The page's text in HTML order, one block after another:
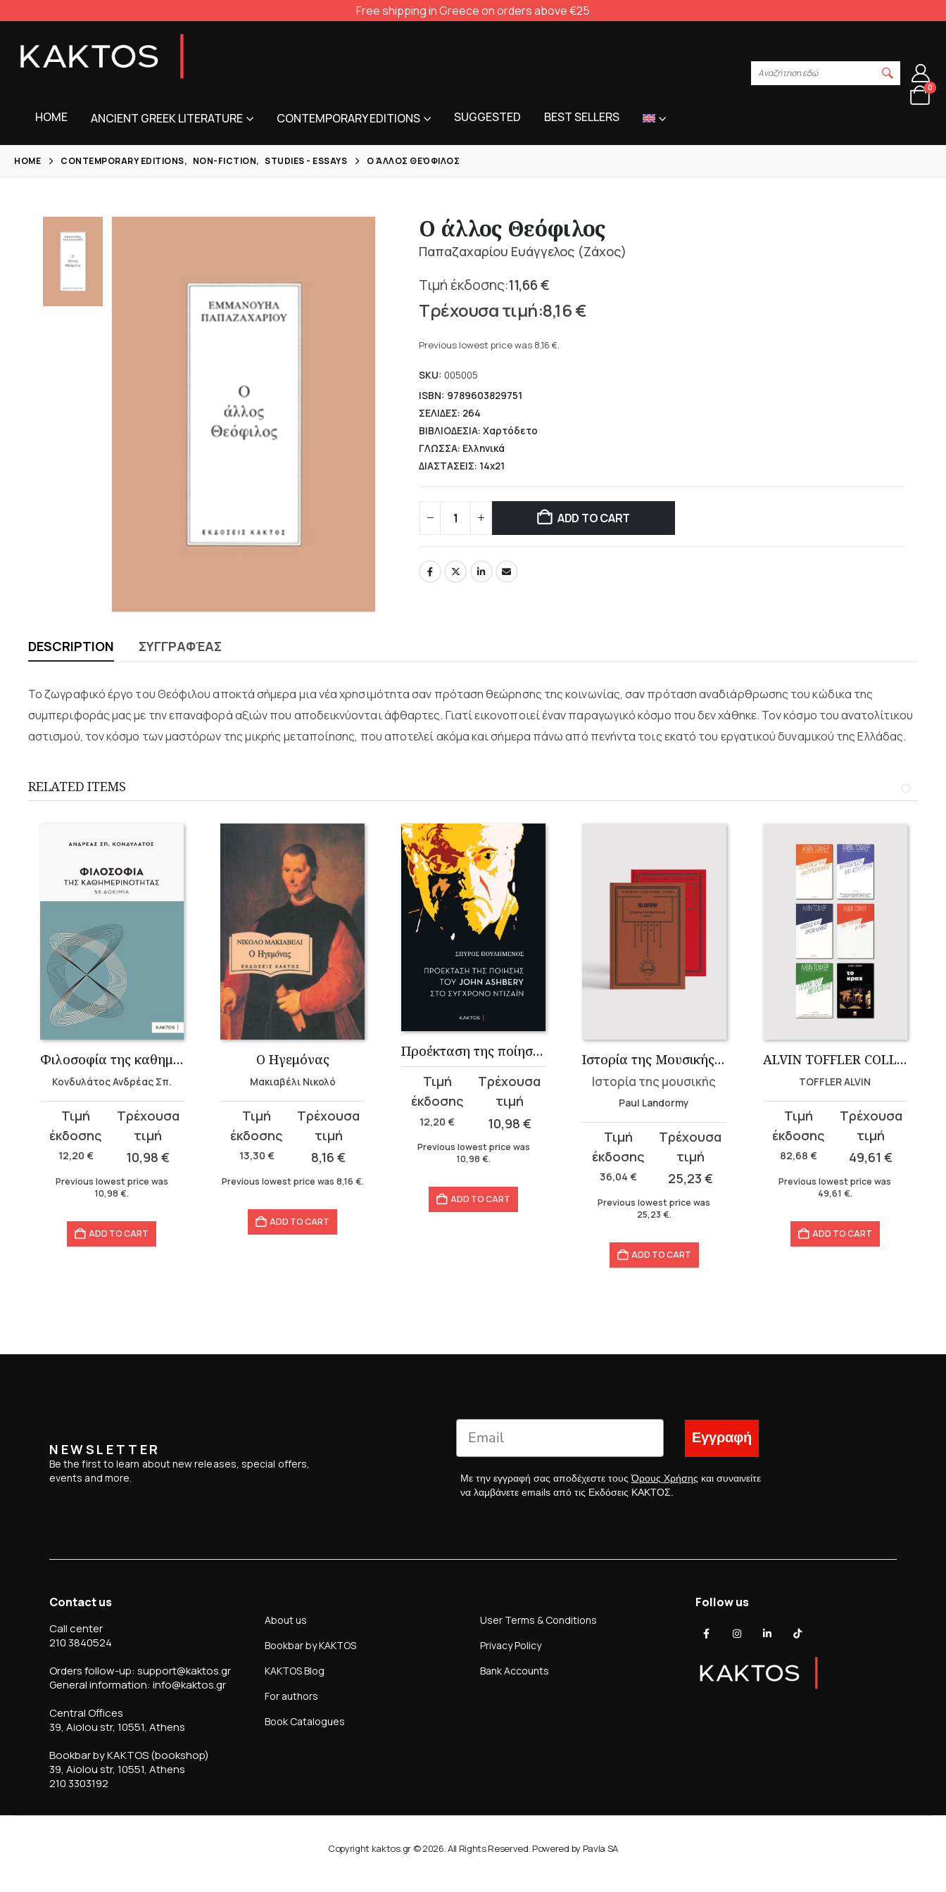
Free shipping in Greece on orders above €25
HOME ANCIENT GREEK LITERATURE CONTEMPORARY EDITIONS SUGGESTED BEST SELLERS
Αναζήτηση εδώ
0
HOME CONTEMPORARY EDITIONS, NON-FICTION, STUDIES - ESSAYS Ο ΆΛΛΟΣ ΘΕΌΦΙΛΟΣ
Ο άλλος Θεόφιλος
Παπαζαχαρίου Ευάγγελος (Ζάχος)
11,66€
Original
price
was:
11,66 €.
8,16€
price
8,16 €.
Previous lowest price was 8,16 €.
SKU: 005005
ISBN: 9789603829751
ΣΕΛΙΔΕΣ: 264
ΒΙΒΛΙΟΔΕΣΙΑ: Χαρτόδετο
ΓΛΩΣΣΑ: Ελληνικά
ΔΙΑΣΤΑΣΕΙΣ: 14x21
ADD TO CART
DESCRIPTION ΣΥΓΓΡΑΦΈΑΣ
Το ζωγραφικό έργο του Θεόφιλου αποκτά σήμερα μια νέα χρησιμότητα σαν πρόταση θεώρησης της κοινωνίας, σαν πρόταση αναδιάρθρωσης του κώδικα της
συμπεριφοράς μας με την επαναφορά αξιών που αποδεικνύονται άφθαρτες. Γιατί εικονοποιεί έναν παραγωγικό κόσμο που δεν χάθηκε. Τον κόσμο του ανατολίτικου
αστισμού, τον κόσμο των μαστόρων της μικρής μεταποίησης, που αποτελεί ακόμα και σήμερα πάνω από πενήντα τοις εκατό του εργατικού δυναμικού της Ελλάδας.
RELATED ITEMS
Φιλοσοφία της καθημερινότητας
Κονδυλάτος Ανδρέας Σπ.
12,20 €
Original
price
was:
12,20 €.
10,98€
Current
price
10,98 €.
Previous lowest price was
10,98€.
ADD TO CART
Ο Ηγεμόνας
Μακιαβέλι Νικολό
13,30 €
Original
price
was:
13,30 €.
8,16€
Current
price
8,16 €.
Previous lowest price was 8,16 €.
ADD TO CART
Προέκταση της ποίησης του John Ashbery στο σύγχρονο ντιζάιν
12,20€
Original
price
was:
12,20 €.
10,98 €
Current
price
10,98 €.
Previous lowest price was
10,98€.
ADD TO CART
Ιστορία της Μουσικής (2 τόμοι)
Ιστορία της μουσικής
Paul Landormy
36,04 €
Original
price
was:
36,04 €.
25,23 €
Current
price
25,23 €.
Previous lowest price was
25,23 €.
ADD TO CART
ALVIN TOFFLER COLLECTION (6 books in Greek language)
TOFFLER ALVIN
82,68€
Original
price
was:
82,68 €.
49,61€
Current
price
49,61 €.
Previous lowest price was
49,61 €.
ADD TO CART
NEWSLETTER
Be the first to learn about new releases, special offers,
events and more.
Εγγραφή
Με την εγγραφή σας αποδέχεστε τουςΌρους Χρήσης και συναινείτε
να λαμβάνετε emails από τις Εκδόσεις ΚΑΚΤΟΣ.
Contact us
Call center
210 3840524
Orders follow-up: support@kaktos.gr
General information: info@kaktos.gr
Central Offices
39, Aiolou str, 10551, Athens
Bookbar by KAKTOS (bookshop)
39, Aiolou str, 10551, Athens
210 3303192
About us
Bookbar by KAKTOS
KAKTOS Blog
For authors
Book Catalogues
User Terms & Conditions
Privacy Policy
Bank Accounts
Follow us
Copyright kaktos.gr © 2026. All Rights Reserved. Powered by Pavla SA